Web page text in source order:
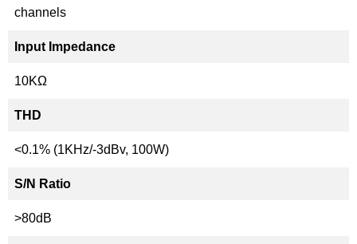
channels
Input Impedance
10KΩ
THD
<0.1% (1KHz/-3dBv, 100W)
S/N Ratio
>80dB